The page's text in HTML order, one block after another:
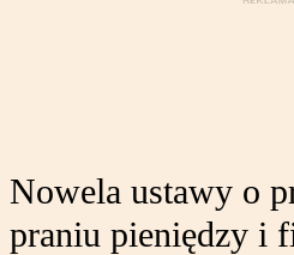
Nowela ustawy o
praniu pieniędzy i